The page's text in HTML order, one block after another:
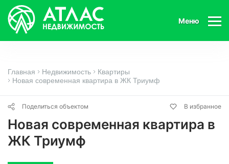
Меню
Главная Недвижимость
Квартиры
Новая современная квартира в ЖК Триумф
Поделиться объектом В избранное
Новая современная квартира в
ЖК Триумф